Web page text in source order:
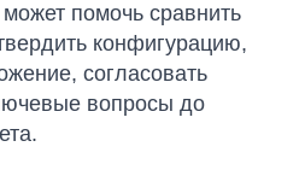
помочь сравнить
конфигурацию,
согласовать
вопросы до